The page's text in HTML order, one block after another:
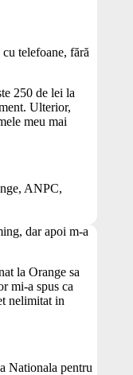
telefoane, fără
250 de lei la
Ulterior,
meu mai
, ANPC,
dar apoi m-a
la Orange sa
mi-a spus ca
nelimitat in
Nationala pentru